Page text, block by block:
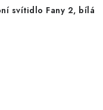
svítidlo Fany 2, bílá